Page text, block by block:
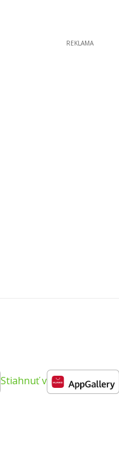
REKLAMA
Stiahnuť v